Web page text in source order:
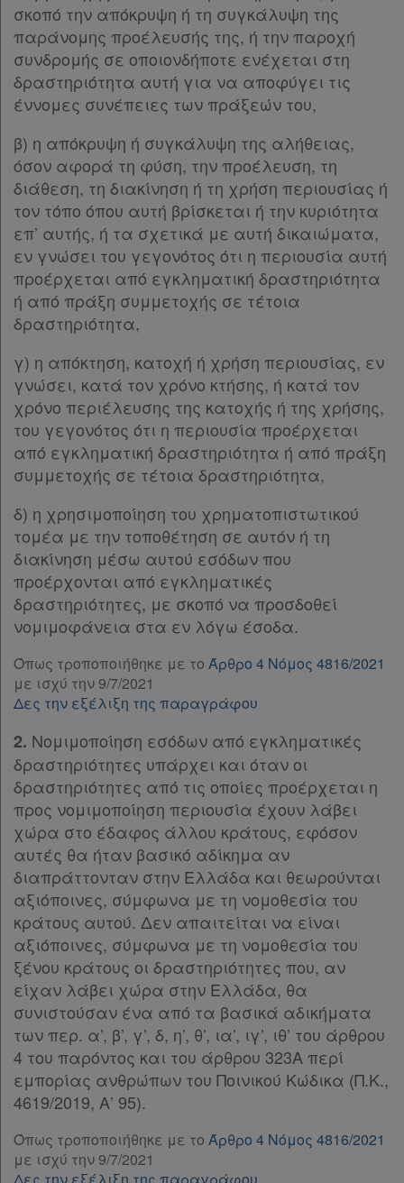
Επικοινωνία
Όροι
χρήσης
Πολιτική
απορρήτου
και
cookies
Απόκτηση
Συνδρομής
Ατομική
συνδρομή
Ομαδικά
πακέτα
Παροχές
σε
συνδρομητές
συνδρομητές
Τα
αγαπημένα
μου
Οι
σημειώσεις
μου
Ψάχνω
και
δε
βρίσκω
Παρ.6
Παρ.7
Παρ.8
Παρ.9
ΚΕΦΑΛΑΙΟ Γ΄
[-]
Παρ.1
Παρ.2
Άρθρο 12 [-]
Παρ.1
Παρ.2
Παρ.3
Παρ.4
Παρ.5
Άρθρο 13
Παρ.2
Παρ.3
Παρ.4
Παρ.5
Παρ.6
Παρ.7
Παρ.8
Παρ.9
Άρθρο 14 [-]
Παρ.1
Παρ.2
Παρ.3
Παρ.5
Άρθρο 15
Παρ.1
Παρ.2
Παρ.3
Άρθρο 16 [-]
Παρ.1
Παρ.1α
Παρ.2
Παρ.3
Παρ.4
Παρ.5
Άρθρο 16α [-]
Παρ.1
Παρ.2
Παρ.3
Παρ.4
Παρ.5
Άρθρο 17 [-]
Παρ.1
Παρ.2
Άρθρο 17Α
Άρθρο 17Β
σκοπό την απόκρυψη ή τη συγκάλυψη της
παράνομης προέλευσής της, ή την παροχή
συνδρομής σε οποιονδήποτε ενέχεται στη
δραστηριότητα αυτή για να αποφύγει τις
έννομες συνέπειες των πράξεών του,
β) η απόκρυψη ή συγκάλυψη της αλήθειας,
όσον αφορά τη φύση, την προέλευση, τη
διάθεση, τη διακίνηση ή τη χρήση περιουσίας ή
τον τόπο όπου αυτή βρίσκεται ή την κυριότητα
επ’ αυτής, ή τα σχετικά με αυτή δικαιώματα,
εν γνώσει του γεγονότος ότι η περιουσία αυτή
προέρχεται από εγκληματική δραστηριότητα
ή από πράξη συμμετοχής σε τέτοια
δραστηριότητα,
γ) η απόκτηση, κατοχή ή χρήση περιουσίας, εν
γνώσει, κατά τον χρόνο κτήσης, ή κατά τον
χρόνο περιέλευσης της κατοχής ή της χρήσης,
του γεγονότος ότι η περιουσία προέρχεται
από εγκληματική δραστηριότητα ή από πράξη
συμμετοχής σε τέτοια δραστηριότητα,
δ) η χρησιμοποίηση του χρηματοπιστωτικού
τομέα με την τοποθέτηση σε αυτόν ή τη
διακίνηση μέσω αυτού εσόδων που
προέρχονται από εγκληματικές
δραστηριότητες, με σκοπό να προσδοθεί
νομιμοφάνεια στα εν λόγω έσοδα.
Όπως τροποποιήθηκε με το Άρθρο 4 Νόμος 4816/2021
με ισχύ την 9/7/2021
Δες την εξέλιξη της παραγράφου
2. Νομιμοποίηση εσόδων από εγκληματικές
δραστηριότητες υπάρχει και όταν οι
δραστηριότητες από τις οποίες προέρχεται η
προς νομιμοποίηση περιουσία έχουν λάβει
χώρα στο έδαφος άλλου κράτους, εφόσον
αυτές θα ήταν βασικό αδίκημα αν
διαπράττονταν στην Ελλάδα και θεωρούνται
αξιόποινες, σύμφωνα με τη νομοθεσία του
κράτους αυτού. Δεν απαιτείται να είναι
αξιόποινες, σύμφωνα με τη νομοθεσία του
ξένου κράτους οι δραστηριότητες που, αν
είχαν λάβει χώρα στην Ελλάδα, θα
συνιστούσαν ένα από τα βασικά αδικήματα
των περ. α’, β’, γ’, δ, η’, θ’, ια’, ιγ’, ιθ’ του άρθρου
4 του παρόντος και του άρθρου 323Α περί
εμπορίας ανθρώπων του Ποινικού Κώδικα (Π.Κ.,
4619/2019, Α’ 95).
Όπως τροποποιήθηκε με το Άρθρο 4 Νόμος 4816/2021
με ισχύ την 9/7/2021